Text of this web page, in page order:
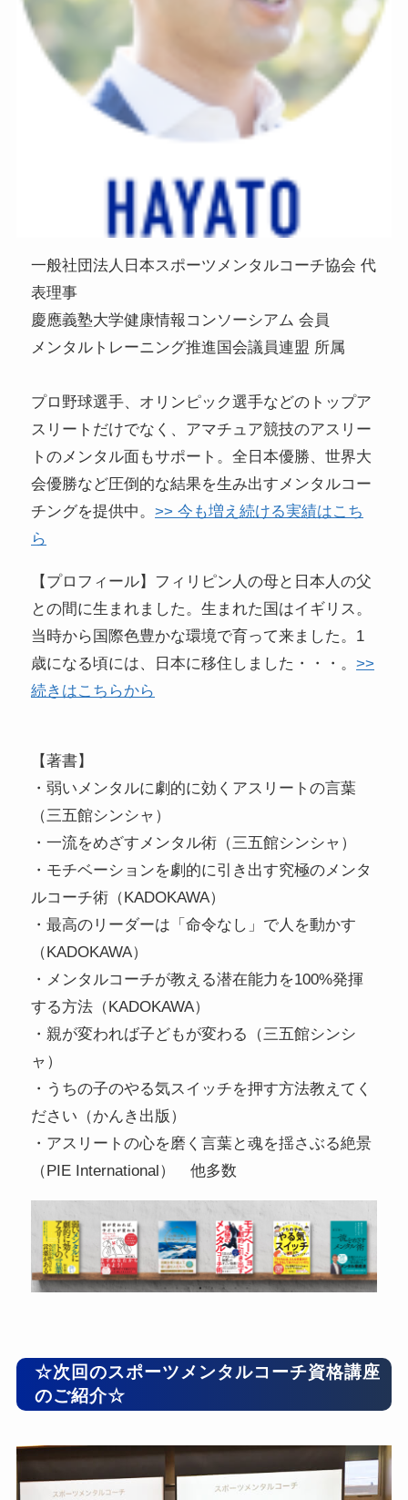
一般社団法人日本スポーツメンタルコーチ協会 代
表理事
慶應義塾大学健康情報コンソーシアム 会員
メンタルトレーニング推進国会議員連盟 所属
プロ野球選手、オリンピック選手などのトップア
スリートだけでなく、アマチュア競技のアスリー
トのメンタル面もサポート。全日本優勝、世界大
会優勝など圧倒的な結果を生み出すメンタルコー
チングを提供中。>> 今も増え続ける実績はこち
ら
【プロフィール】フィリピン人の母と日本人の父
との間に生まれました。生まれた国はイギリス。
当時から国際色豊かな環境で育って来ました。1
歳になる頃には、日本に移住しました・・・。>>
続きはこちらから
【著書】
・弱いメンタルに劇的に効くアスリートの言葉
（三五館シンシャ）
・一流をめざすメンタル術（三五館シンシャ）
・モチベーションを劇的に引き出す究極のメンタ
ルコーチ術（KADOKAWA）
・最高のリーダーは「命令なし」で人を動かす
（KADOKAWA）
・メンタルコーチが教える潜在能力を100%発揮
する方法（KADOKAWA）
・親が変われば子どもが変わる（三五館シンシ
ャ）
・うちの子のやる気スイッチを押す方法教えてく
ださい（かんき出版）
・アスリートの心を磨く言葉と魂を揺さぶる絶景
（PIE International） 他多数
☆次回のスポーツメンタルコーチ資格講座
のご紹介☆